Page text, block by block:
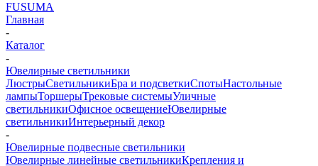
FUSUMA
Главная
-
Каталог
-
Ювелирные светильники
ЛюстрыСветильникиБра и подсветкиСпотыНастольные
лампыТоршерыТрековые системыУличные
светильникиОфисное освещениеЮвелирные
светильникиИнтерьерный декор
-
Ювелирные подвесные светильники
Ювелирные линейные светильникиКрепления и